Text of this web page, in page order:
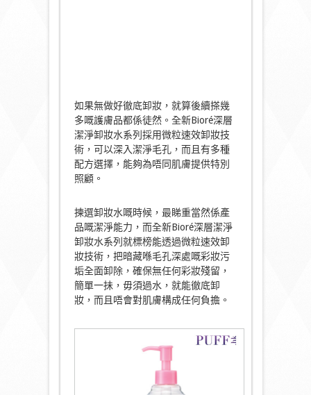
如果無做好徹底卸妝，就算後續搽幾
多嘅護膚品都係徒然。全新Bioré深層
潔淨卸妝水系列採用微粒速效卸妝技
術，可以深入潔淨毛孔，而且有多種
配方選擇，能夠為唔同肌膚提供特別
照顧。
揀選卸妝水嘅時候，最睇重當然係產
品嘅潔淨能力，而全新Bioré深層潔淨
卸妝水系列就標榜能透過微粒速效卸
妝技術，把暗藏喺毛孔深處嘅彩妝污
垢全面卸除，確保無任何彩妝殘留，
簡單一抺，毋須過水，就能徹底卸
妝，而且唔會對肌膚構成任何負擔。